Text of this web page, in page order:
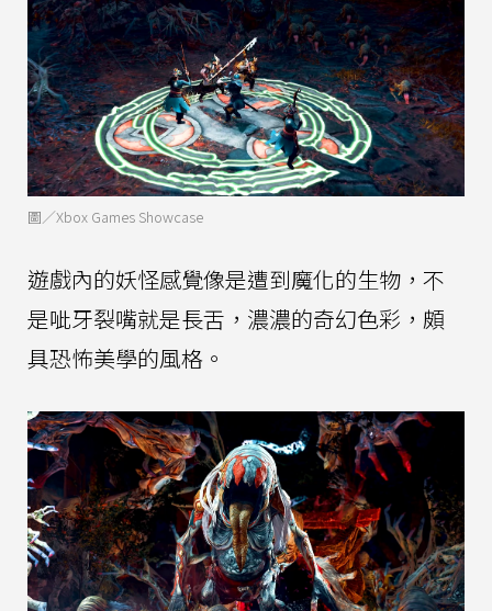
圖／Xbox Games Showcase
遊戲內的妖怪感覺像是遭到魔化的生物，不
是呲牙裂嘴就是長舌，濃濃的奇幻色彩，頗
具恐怖美學的風格。